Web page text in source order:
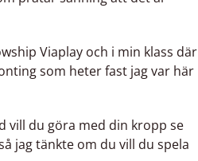
Viaplay och i min klass där
som heter fast jag var här
vill du göra med din kropp se
jag tänkte om du vill du spela